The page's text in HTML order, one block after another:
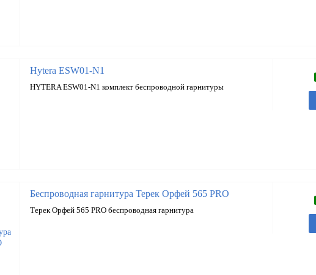
Hytera ESW01-N1
HYTERA ESW01-N1 комплект беспроводной гарнитуры
Беспроводная гарнитура Терек Орфей 565 PRO
Терек Орфей 565 PRO беспроводная гарнитура